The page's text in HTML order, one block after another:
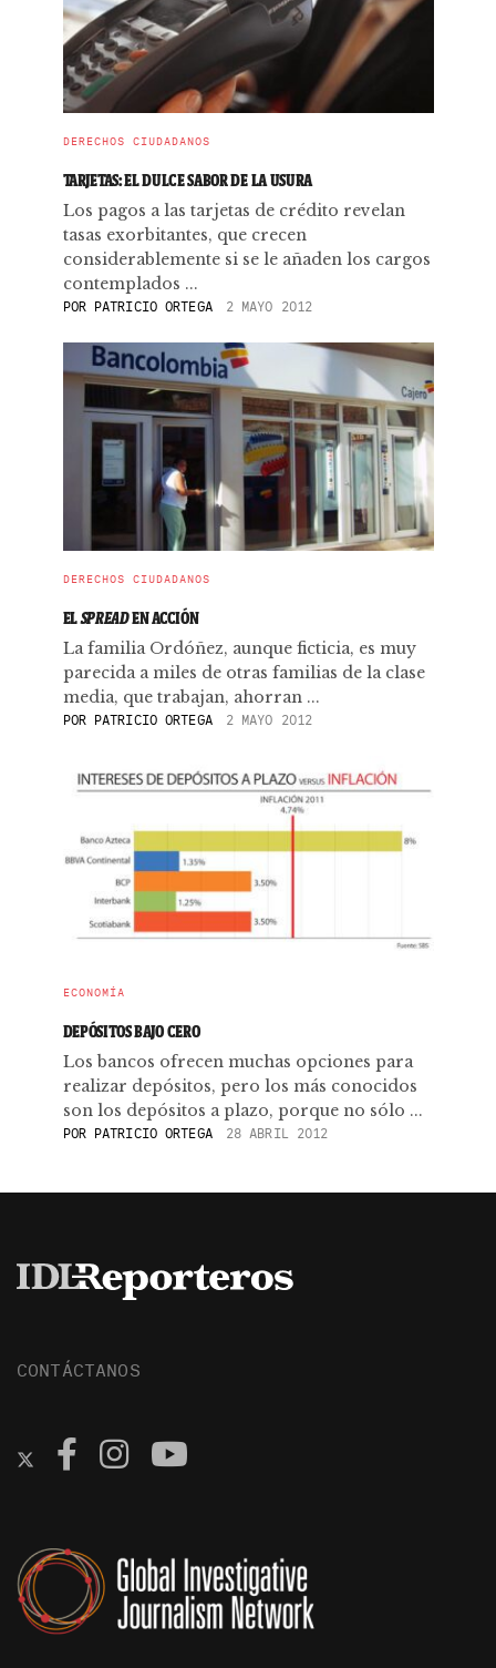
DERECHOS CIUDADANOS
TARJETAS: EL DULCE SABOR DE LA USURA
Los pagos a las tarjetas de crédito revelan
tasas exorbitantes, que crecen
considerablemente si se le añaden los cargos
contemplados ...
POR PATRICIO ORTEGA 2 MAYO 2012
DERECHOS CIUDADANOS
ELSPREADEN ACCIÓN
La familia Ordóñez, aunque ficticia, es muy
parecida a miles de otras familias de la clase
media, que trabajan, ahorran ...
POR PATRICIO ORTEGA 2 MAYO 2012
ECONOMÍA
DEPÓSITOS BAJO CERO
Los bancos ofrecen muchas opciones para
realizar depósitos, pero los más conocidos
son los depósitos a plazo, porque no sólo ...
POR PATRICIO ORTEGA 28 ABRIL 2012
CONTÁCTANOS